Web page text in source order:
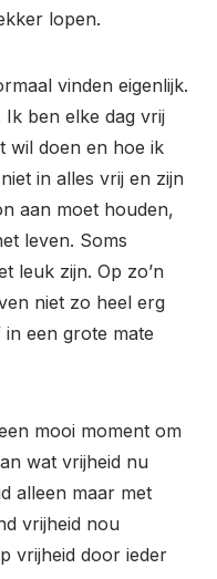
lopen.
vinden eigenlijk.
ben elke dag vrij
wil doen en hoe ik
in alles vrij en zijn
aan moet houden,
leven. Soms
leuk zijn. Op zo’n
niet zo heel erg
een grote mate
mooi moment om
wat vrijheid nu
alleen maar met
vrijheid nou
vrijheid door ieder